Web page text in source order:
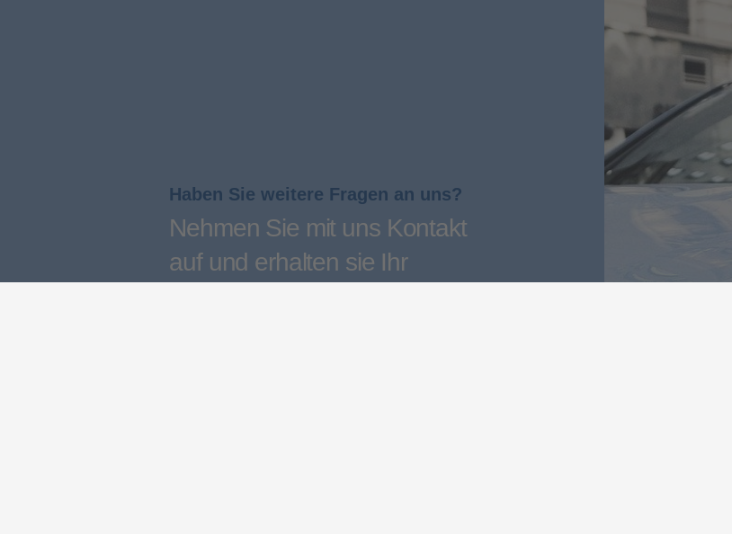
Haben Sie weitere Fragen an uns?
Nehmen Sie mit uns Kontakt
auf und erhalten sie Ihr